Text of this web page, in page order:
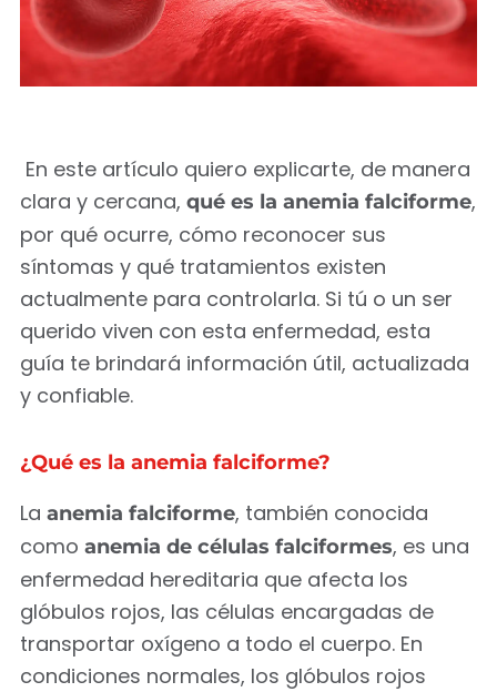
En este artículo quiero explicarte, de manera
clara y cercana, qué es la anemia falciforme,
por qué ocurre, cómo reconocer sus
síntomas y qué tratamientos existen
actualmente para controlarla. Si tú o un ser
querido viven con esta enfermedad, esta
guía te brindará información útil, actualizada
y confiable.
¿Qué es la anemia falciforme?
La anemia falciforme, también conocida
como anemia de células falciformes, es una
enfermedad hereditaria que afecta los
glóbulos rojos, las células encargadas de
transportar oxígeno a todo el cuerpo. En
condiciones normales, los glóbulos rojos